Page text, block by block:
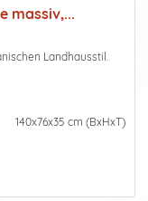
massiv,...
Landhausstil.
140x76x35 cm (BxHxT)